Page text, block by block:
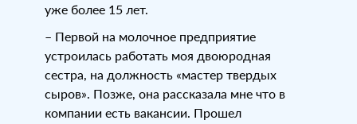
уже более 15 лет.
– Первой на молочное предприятие
устроилась работать моя двоюродная
сестра, на должность «мастер твердых
сыров». Позже, она рассказала мне что в
компании есть вакансии. Прошел